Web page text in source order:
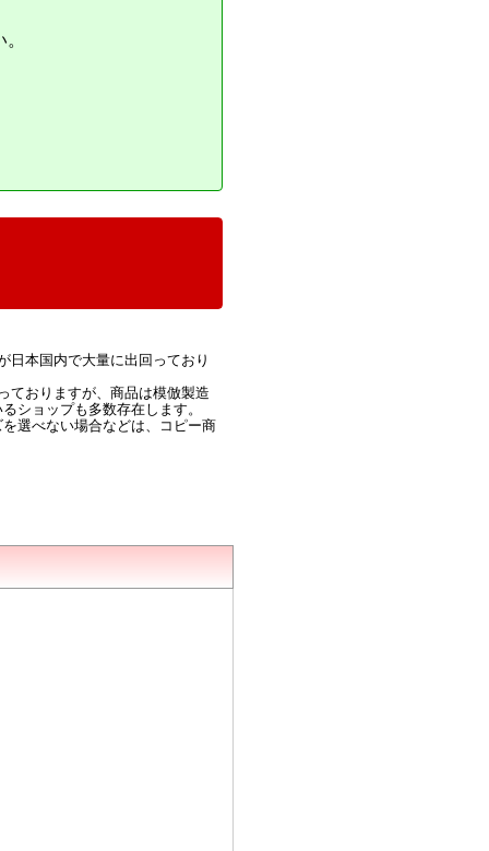
日本国内で大量に出回っており
ておりますが、商品は模倣製造
ショップも多数存在します。
選べない場合などは、コピー商